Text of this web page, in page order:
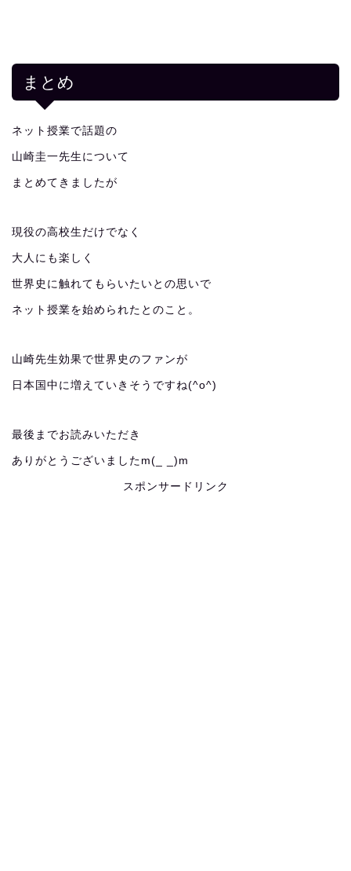
まとめ
ネット授業で話題の
山崎圭一先生について
まとめてきましたが
現役の高校生だけでなく
大人にも楽しく
世界史に触れてもらいたいとの思いで
ネット授業を始められたとのこと。
山崎先生効果で世界史のファンが
日本国中に増えていきそうですね(^o^)
最後までお読みいただき
ありがとうございましたm(_ _)m
スポンサードリンク